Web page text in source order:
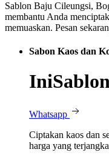
Sablon Baju Cileungsi,
membantu Anda
memuaskan. Pesan
Sabon Kaos dan
Whatsapp
Ciptakan kaos dan
harga yang